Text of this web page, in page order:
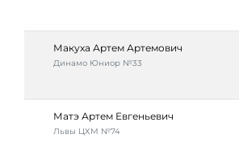
Макуха Артем Артемович
Динамо Юниор №33
Матэ Артем Евгеньевич
Львы ЦХМ №74